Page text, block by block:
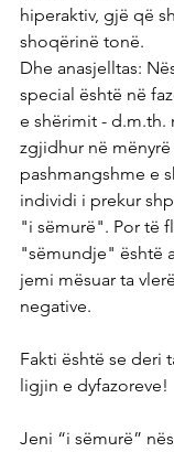
hiperaktiv, gjë që
shoqërinë tonë.
Dhe anasjelltas:
special është në
e shërimit - d.m.th.
zgjidhur në mënyrë
pashmangshme e
individi i prekur
"i sëmurë". Por të
"sëmundje" është
jemi mësuar ta
negative.
Fakti është se deri
ligjin e dyfazoreve!
Jeni “i sëmurë”